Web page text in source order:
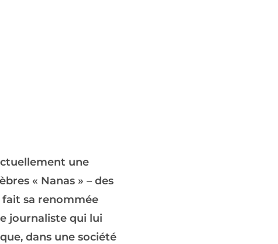
une
« Nanas » – des
sa renommée
journaliste qui lui
dans une société